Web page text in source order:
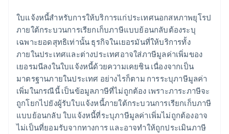
ใบแจ้งหนี้สำหรับการให้บริการแก่ประเทศนอกสหภาพยุโรป
ภายใต้กระบวนการเรียกเก็บภาษีแบบย้อนกลับต้องระบุ
เฉพาะยอดสุทธิเท่านั้น ธุรกิจในเยอรมันที่ให้บริการทั้ง
ภายในประเทศและต่างประเทศอาจใส่ภาษีมูลค่าเพิ่มของ
เยอรมนีลงในใบแจ้งหนี้ด้วยความเคยชิน เนื่องจากเป็น
มาตรฐานภายในประเทศ อย่างไรก็ตาม การระบุภาษีมูลค่า
เพิ่มในกรณีนี้ เป็นข้อมูลภาษีที่ไม่ถูกต้อง เพราะภาระภาษีจะ
ถูกโยกไปยังผู้รับใบแจ้งหนี้ภายใต้กระบวนการเรียกเก็บภาษี
แบบย้อนกลับ ใบแจ้งหนี้ที่ระบุภาษีมูลค่าเพิ่มไม่ถูกต้องอาจ
ไม่เป็นที่ยอมรับจากทางการ และอาจทำให้ถูกประเมินภาษี